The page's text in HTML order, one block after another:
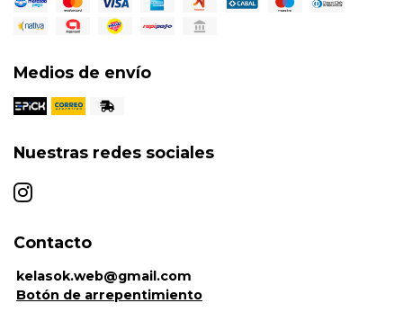
Medios de envío
Nuestras redes sociales
Contacto
kelasok.web@gmail.com
Botón de arrepentimiento